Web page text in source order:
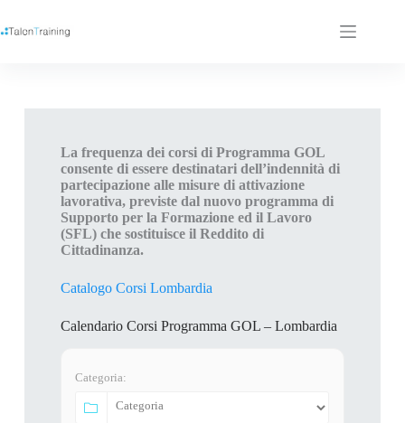
La frequenza dei corsi di Programma GOL
consente di essere destinatari dell’indennità di
partecipazione alle misure di attivazione
lavorativa, previste dal nuovo programma di
Supporto per la Formazione ed il Lavoro
(SFL) che sostituisce il Reddito di
Cittadinanza.
Catalogo Corsi Lombardia
Calendario Corsi Programma GOL – Lombardia
Categoria: